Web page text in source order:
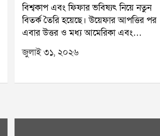
বিশ্বকাপ এবং ফিফার ভবিষ্যৎ নিয়ে নতুন
বিতর্ক তৈরি হয়েছে। উয়েফার আপত্তির পর
এবার উত্তর ও মধ্য আমেরিকা এবং
ক্যারিবিয়ান অঞ্চলের ফুটবল সংস্থা
কনকাকাফও ফিফা সভাপতি জিয়ান্নি
এর ফলে ফিফার ভবিষ্যৎ পরিকল্পনা বড়
বিরোধ আরও বাড়লে ভবিষ্যতে বিশ্বকাপের
জুলাই ৩১, ২০২৬